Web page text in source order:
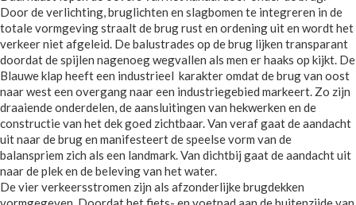
Door de verlichting, bruglichten en slagbomen te integreren in de
totale vormgeving straalt de brug rust en ordening uit en wordt het
verkeer niet afgeleid. De balustrades op de brug lijken transparant
doordat de spijlen nagenoeg wegvallen als men er haaks op kijkt. De
Blauwe klap heeft een industrieel karakter omdat de brug van oost
naar west een overgang naar een industriegebied markeert. Zo zijn
draaiende onderdelen, de aansluitingen van hekwerken en de
constructie van het dek goed zichtbaar. Van veraf gaat de aandacht
uit naar de brug en manifesteert de speelse vorm van de
balanspriem zich als een landmark. Van dichtbij gaat de aandacht uit
naar de plek en de beleving van het water.
De vier verkeersstromen zijn als afzonderlijke brugdekken